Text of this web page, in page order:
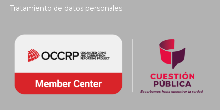
Tratamiento de datos personales